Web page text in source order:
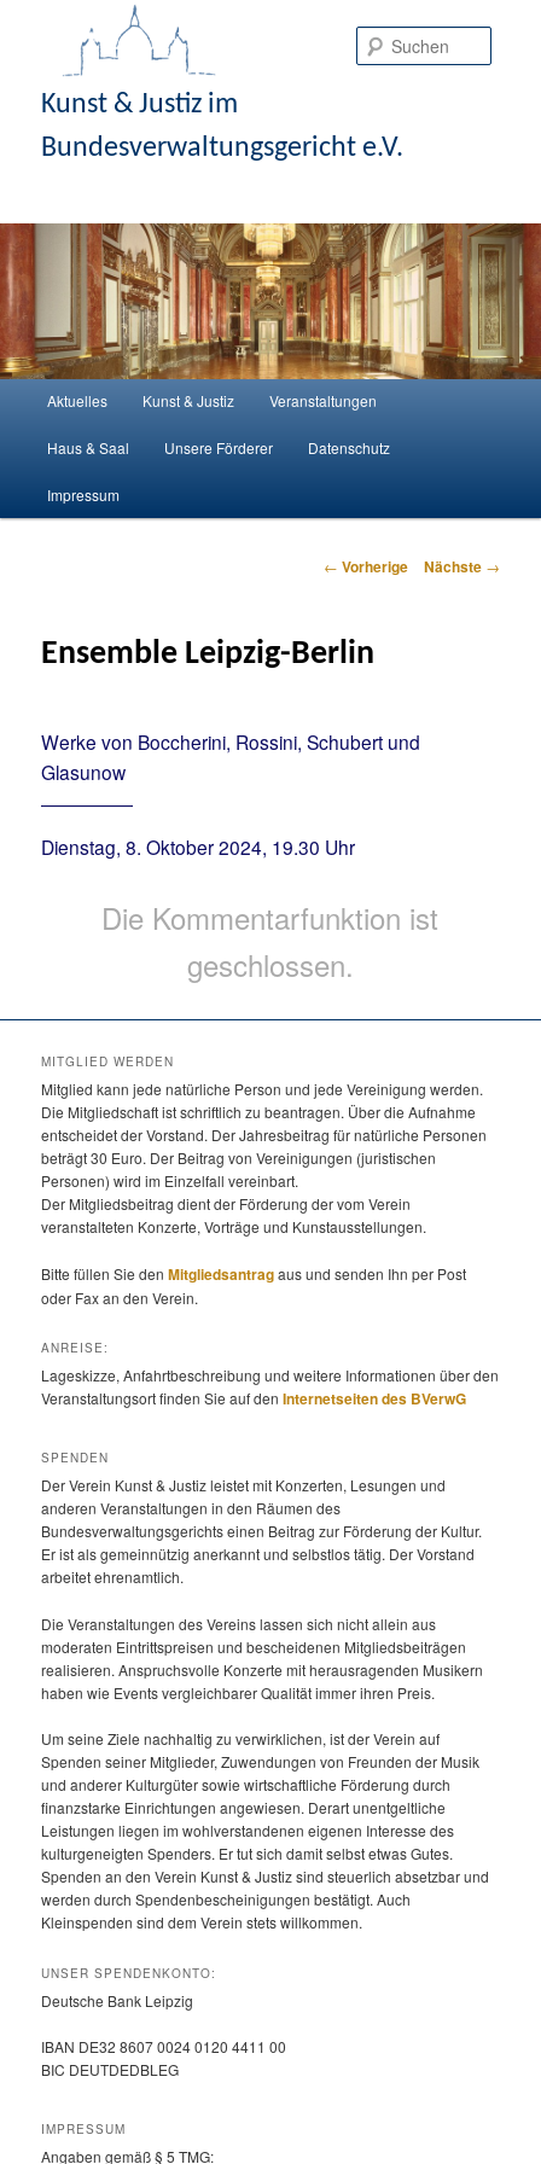
Kunst & Justiz im
Bundesverwaltungsgericht e.V.
Zum Inhalt wechseln
Zum sekundären Inhalt wechseln
Aktuelles Kunst & Justiz Veranstaltungen
Haus & Saal Unsere Förderer Datenschutz
Impressum
Artikelnavigation
← Vorherige Nächste →
Ensemble Leipzig-Berlin
Werke von Boccherini, Rossini, Schubert und
Glasunow
Dienstag, 8. Oktober 2024, 19.30 Uhr
Die Kommentarfunktion ist
geschlossen.
MITGLIED WERDEN
Mitglied kann jede natürliche Person und jede Vereinigung werden.
Die Mitgliedschaft ist schriftlich zu beantragen. Über die Aufnahme
entscheidet der Vorstand. Der Jahresbeitrag für natürliche Personen
beträgt 30 Euro. Der Beitrag von Vereinigungen (juristischen
Personen) wird im Einzelfall vereinbart.
Der Mitgliedsbeitrag dient der Förderung der vom Verein
veranstalteten Konzerte, Vorträge und Kunstausstellungen.
Bitte füllen Sie denMitgliedsantragaus und senden Ihn per Post
oder Fax an den Verein.
ANREISE:
Lageskizze, Anfahrtbeschreibung und weitere Informationen über den
Veranstaltungsort finden Sie auf denInternetseiten des BVerwG
SPENDEN
Der Verein Kunst & Justiz leistet mit Konzerten, Lesungen und
anderen Veranstaltungen in den Räumen des
Bundesverwaltungsgerichts einen Beitrag zur Förderung der Kultur.
Er ist als gemeinnützig anerkannt und selbstlos tätig. Der Vorstand
arbeitet ehrenamtlich.
Die Veranstaltungen des Vereins lassen sich nicht allein aus
moderaten Eintrittspreisen und bescheidenen Mitgliedsbeiträgen
realisieren. Anspruchsvolle Konzerte mit herausragenden Musikern
haben wie Events vergleichbarer Qualität immer ihren Preis.
Um seine Ziele nachhaltig zu verwirklichen, ist der Verein auf
Spenden seiner Mitglieder, Zuwendungen von Freunden der Musik
und anderer Kulturgüter sowie wirtschaftliche Förderung durch
finanzstarke Einrichtungen angewiesen. Derart unentgeltliche
Leistungen liegen im wohlverstandenen eigenen Interesse des
kulturgeneigten Spenders. Er tut sich damit selbst etwas Gutes.
Spenden an den Verein Kunst & Justiz sind steuerlich absetzbar und
werden durch Spendenbescheinigungen bestätigt. Auch
Kleinspenden sind dem Verein stets willkommen.
UNSER SPENDENKONTO:
Deutsche Bank Leipzig
IBAN DE32 8607 0024 0120 4411 00
BIC DEUTDEDBLEG
IMPRESSUM
Angaben gemäß § 5 TMG: